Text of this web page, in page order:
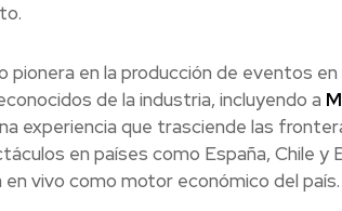
pionera en la producción de eventos en
de la industria, incluyendo a
experiencia que trasciende las
en países como España, Chile y
vivo como motor económico del país.